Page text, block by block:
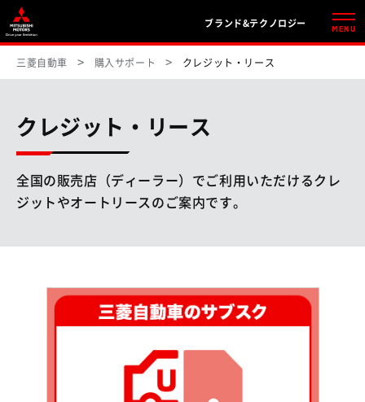
ブランド&テクノロジー
MENU
三菱自動車 購入サポート クレジット・リース
クレジット・リース
全国の販売店（ディーラー）でご利用いただけるクレ
ジットやオートリースのご案内です。